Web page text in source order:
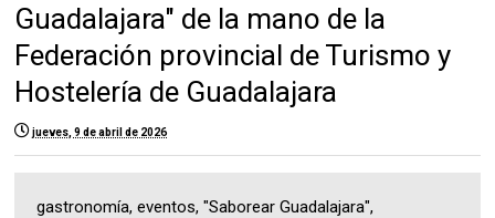
Guadalajara" de la mano de la
Federación provincial de Turismo y
Hostelería de Guadalajara
jueves, 9 de abril de 2026
gastronomía, eventos, "Saborear Guadalajara",